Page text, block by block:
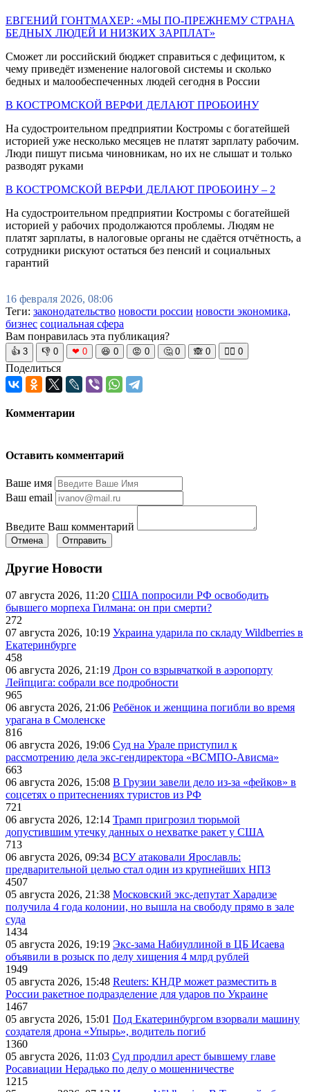
ЕВГЕНИЙ ГОНТМАХЕР: «МЫ ПО-ПРЕЖНЕМУ СТРАНА
БЕДНЫХ ЛЮДЕЙ И НИЗКИХ ЗАРПЛАТ»
Сможет ли российский бюджет справиться с дефицитом, к
чему приведёт изменение налоговой системы и сколько
бедных и малообеспеченных людей сегодня в России
В КОСТРОМСКОЙ ВЕРФИ ДЕЛАЮТ ПРОБОИНУ
На судостроительном предприятии Костромы с богатейшей
историей уже несколько месяцев не платят зарплату рабочим.
Люди пишут письма чиновникам, но их не слышат и только
разводят руками
В КОСТРОМСКОЙ ВЕРФИ ДЕЛАЮТ ПРОБОИНУ – 2
На судостроительном предприятии Костромы с богатейшей
историей у рабочих продолжаются проблемы. Людям не
платят зарплаты, в налоговые органы не сдаётся отчётность, а
сотрудники рискуют остаться без пенсий и социальных
гарантий
16 февраля 2026, 08:06
Теги: законодательство новости россии новости экономика,
бизнес социальная сфера
Вам понравилась эта публикация?
👍 3 👎 0 ❤ 0 😆 0 😡 0 🤔 0 🙈 0 🧘‍♀️ 0
Поделиться
Комментарии
Оставить комментарий
Ваше имя
Ваш email
Введите Ваш комментарий
Отмена Отправить
Другие Новости
07 августа 2026, 11:20 США попросили РФ освободить
бывшего морпеха Гилмана: он при смерти?
272
07 августа 2026, 10:19 Украина ударила по складу Wildberries в
Екатеринбурге
458
06 августа 2026, 21:19 Дрон со взрывчаткой в аэропорту
Лейпцига: собрали все подробности
965
06 августа 2026, 21:06 Ребёнок и женщина погибли во время
урагана в Смоленске
816
06 августа 2026, 19:06 Суд на Урале приступил к
рассмотрению дела экс-гендиректора «ВСМПО-Ависма»
663
06 августа 2026, 15:08 В Грузии завели дело из-за «фейков» в
соцсетях о притеснениях туристов из РФ
721
06 августа 2026, 12:14 Трамп пригрозил тюрьмой
допустившим утечку данных о нехватке ракет у США
713
06 августа 2026, 09:34 ВСУ атаковали Ярославль:
предварительной целью стал один из крупнейших НПЗ
4507
05 августа 2026, 21:38 Московский экс-депутат Харадизе
получила 4 года колонии, но вышла на свободу прямо в зале
суда
1434
05 августа 2026, 19:19 Экс-зама Набиуллиной в ЦБ Исаева
объявили в розыск по делу хищения 4 млрд рублей
1949
05 августа 2026, 15:48 Reuters: КНДР может разместить в
России ракетное подразделение для ударов по Украине
1467
05 августа 2026, 15:01 Под Екатеринбургом взорвали машину
создателя дрона «Упырь», водитель погиб
1360
05 августа 2026, 11:03 Суд продлил арест бывшему главе
Росавиации Нерадько по делу о мошенничестве
1215